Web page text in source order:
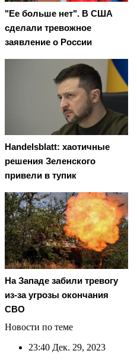
"Ее больше нет". В США
сделали тревожное
заявление о России
Handelsblatt: хаотичные
решения Зеленского
привели в тупик
На Западе забили тревогу
из-за угрозы окончания
СВО
Новости по теме
23:40 Дек. 29, 2023